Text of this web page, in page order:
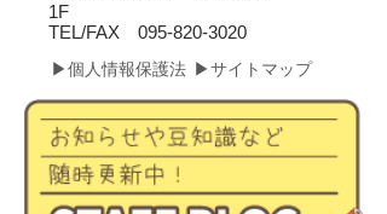
1F
​TEL/FAX 095-820-3020
▶個人情報保護法 ▶サイトマップ